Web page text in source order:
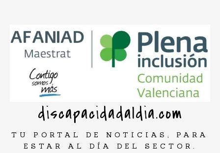
contenido
discapacidadaldia.com
TU PORTAL DE NOTICIAS, PARA
ESTAR AL DÍA DEL SECTOR.